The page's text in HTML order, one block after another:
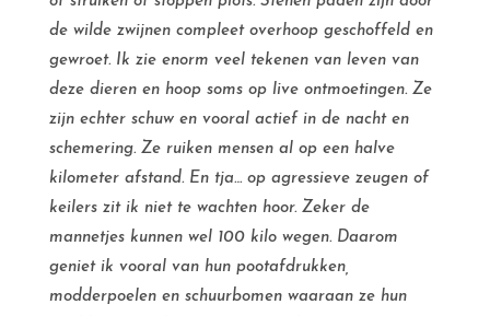
de wilde zwijnen compleet overhoop geschoffeld en
gewroet. Ik zie enorm veel tekenen van leven van
deze dieren en hoop soms op live ontmoetingen. Ze
zijn echter schuw en vooral actief in de nacht en
schemering. Ze ruiken mensen al op een halve
kilometer afstand. En tja… op agressieve zeugen of
keilers zit ik niet te wachten hoor. Zeker de
mannetjes kunnen wel 100 kilo wegen. Daarom
geniet ik vooral van hun pootafdrukken,
modderpoelen en schuurbomen waaraan ze hun